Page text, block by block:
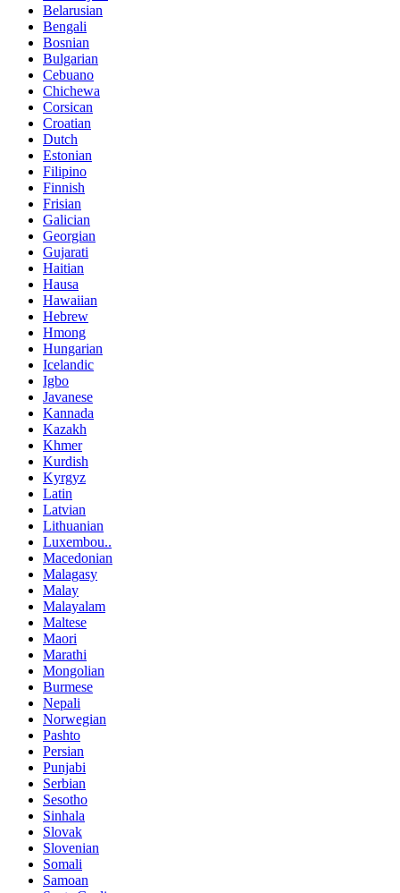
Belarusian
Bengali
Bosnian
Bulgarian
Cebuano
Chichewa
Corsican
Croatian
Dutch
Estonian
Filipino
Finnish
Frisian
Galician
Georgian
Gujarati
Haitian
Hausa
Hawaiian
Hebrew
Hmong
Hungarian
Icelandic
Igbo
Javanese
Kannada
Kazakh
Khmer
Kurdish
Kyrgyz
Latin
Latvian
Lithuanian
Luxembou..
Macedonian
Malagasy
Malay
Malayalam
Maltese
Maori
Marathi
Mongolian
Burmese
Nepali
Norwegian
Pashto
Persian
Punjabi
Serbian
Sesotho
Sinhala
Slovak
Slovenian
Somali
Samoan